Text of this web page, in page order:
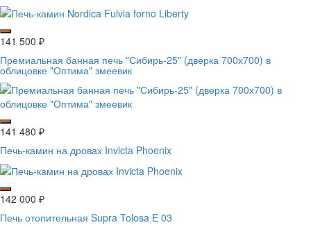
141 500 ₽
Премиальная банная печь "Сибирь-25" (дверка 700х700) в
облицовке "Оптима" змеевик
141 480 ₽
Печь-камин на дровах Invicta Phoenix
142 000 ₽
Печь отопительная Supra Tolosa E 03